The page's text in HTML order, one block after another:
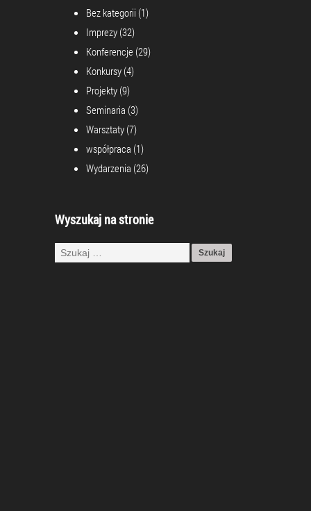
Bez kategorii (1)
Imprezy (32)
Konferencje (29)
Konkursy (4)
Projekty (9)
Seminaria (3)
Warsztaty (7)
współpraca (1)
Wydarzenia (26)
Wyszukaj na stronie